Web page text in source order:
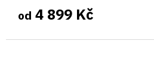
od 4 899 Kč